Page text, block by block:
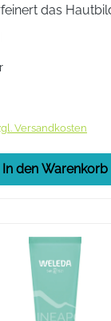
das
ist optimal auf
vorbereitet.
Versandkosten
In den Warenkorb